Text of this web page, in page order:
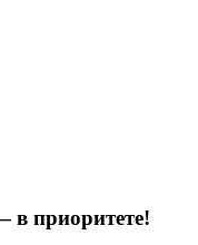
приоритете!